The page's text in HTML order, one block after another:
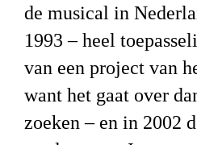
de musical in
1993 – heel
van een project van
want het gaat over
zoeken – en in 2002